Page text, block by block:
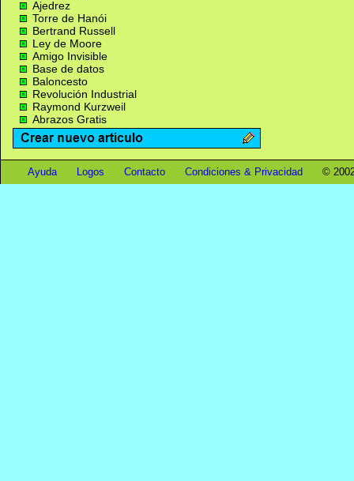
Ajedrez
Torre de Hanói
Bertrand Russell
Ley de Moore
Amigo Invisible
Base de datos
Baloncesto
Revolución Industrial
Raymond Kurzweil
Abrazos Gratis
Ayuda Logos Contacto Condiciones & Privacidad ©